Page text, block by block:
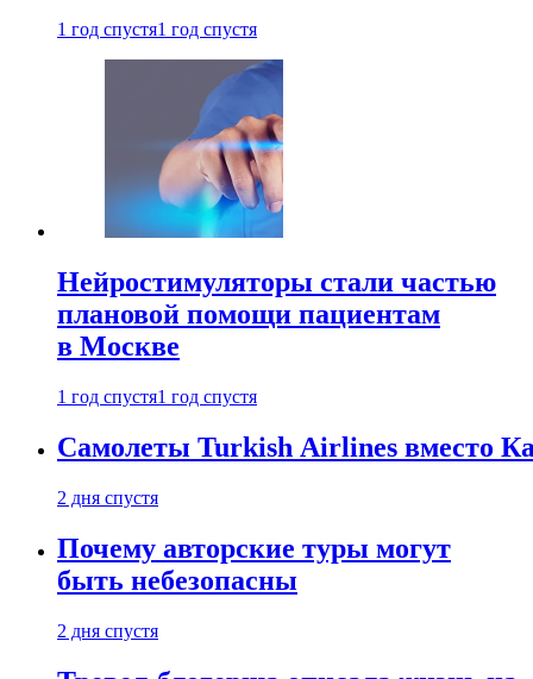
1 год спустя1 год спустя
Нейростимуляторы стали частью
плановой помощи пациентам
в Москве
1 год спустя1 год спустя
Самолеты Turkish Airlines вместо
2 дня спустя
Почему авторские туры могут
быть небезопасны
2 дня спустя